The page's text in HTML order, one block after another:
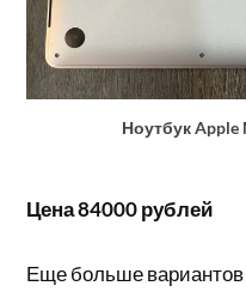
Ноутбук Apple
Цена 84000 рублей
Еще больше